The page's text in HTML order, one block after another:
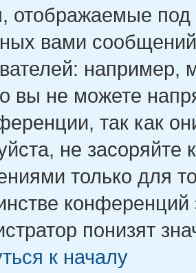
отображаемые
вами
например,
вы не можете
так как
не
только для
понизят
к началу